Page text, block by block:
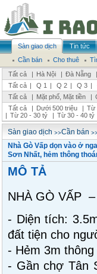
Sàn giao dịch Tin tức
Cần bán
Cho thuê
Tất cả
| Hà Nội | Đà Nẵng |
Tất cả | Q 1 | Q 2 | Q 3 |
Tất cả
| Mặt phố, Mặt tiền |
Tất cả
| Dưới 500 triệu | Từ
| Từ 20 - 30 tỷ | Từ 30 - 40 tỷ
Sàn giao dịch >>Cần bán
Nhà Gò Vấp dọn vào ở
Sơn Nhất, hẻm thông
MÔ TẢ
NHÀ GÒ VẤP
- Diện tích:
đất tiện cho
- Hẻm 3m
- Gần chợ Tân